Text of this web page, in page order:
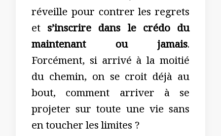
réveille pour contrer les regrets
ets’inscrire dans le crédo du
maintenant ou jamais.
Forcément, si arrivé à la moitié
du chemin, on se croit déjà au
bout, comment arriver à se
projeter sur toute une vie sans
en toucher les limites ?